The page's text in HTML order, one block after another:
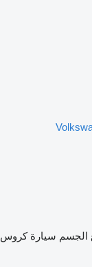
الجسم سيارة كروس